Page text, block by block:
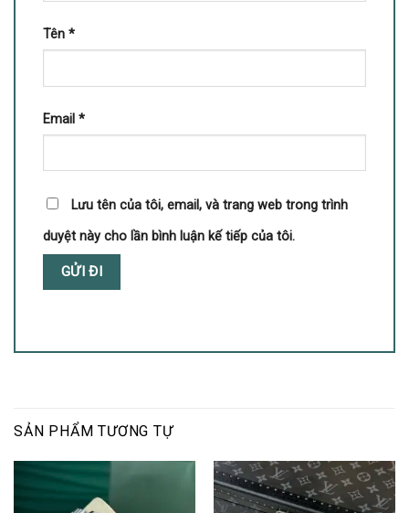
Tên *
Email *
Lưu tên của tôi, email, và trang web trong trình
duyệt này cho lần bình luận kế tiếp của tôi.
SẢN PHẨM TƯƠNG TỰ